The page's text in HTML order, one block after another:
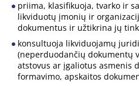
priima, klasifikuoja, tvarko ir
likviduotų įmonių ir
dokumentus ir užtikrina jų
konsultuoja likviduojamų
(neperduodančių dokumentų
atstovus ar įgaliotus asmenis
formavimo, apskaitos